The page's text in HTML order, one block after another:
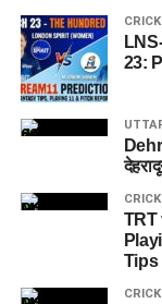
आवेदन और
to
भाग लेने के लिए
चुका है। इच्छुक
दिवस में कार्यालय
आवश्यक
Required):
23:
TRT
Tips